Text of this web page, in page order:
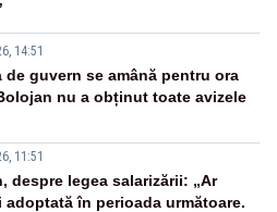
14:51
de guvern se amână pentru ora
nu a obținut toate avizele
11:51
despre legea salarizării: „Ar
adoptată în perioada următoare.